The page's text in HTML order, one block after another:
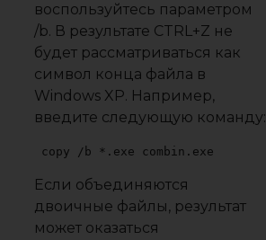
воспользуйтесь параметром
/b. В результате CTRL+Z не
будет рассматриваться как
символ конца файла в
Windows XP. Например,
введите следующую команду:
copy /b *.exe combin.exe
Если объединяются
двоичные файлы, результат
может оказаться